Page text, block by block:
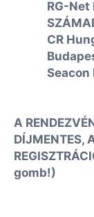
RG-Net
CR
Seacon
A
DÍJMENTES,
gomb!)